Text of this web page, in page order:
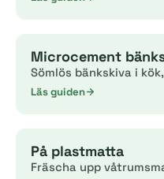
Microcement
Sömlös bänkskiva i
Läs guiden
På plastmatta
Fräscha upp